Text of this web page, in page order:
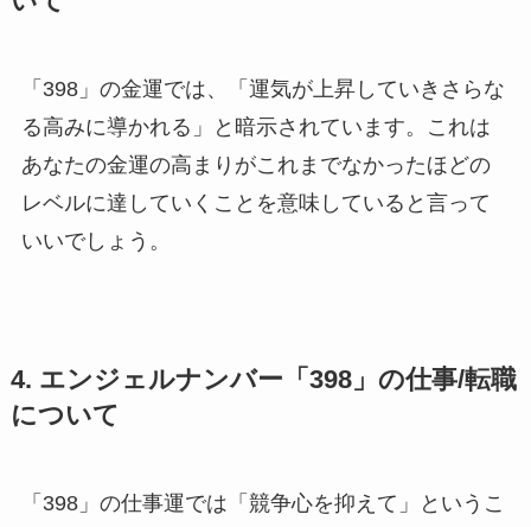
「398」の金運では、「運気が上昇していきさらな
る高みに導かれる」と暗示されています。これは
あなたの金運の高まりがこれまでなかったほどの
レベルに達していくことを意味していると言って
いいでしょう。
4. エンジェルナンバー「398」の仕事/転職
について
「398」の仕事運では「競争心を抑えて」というこ